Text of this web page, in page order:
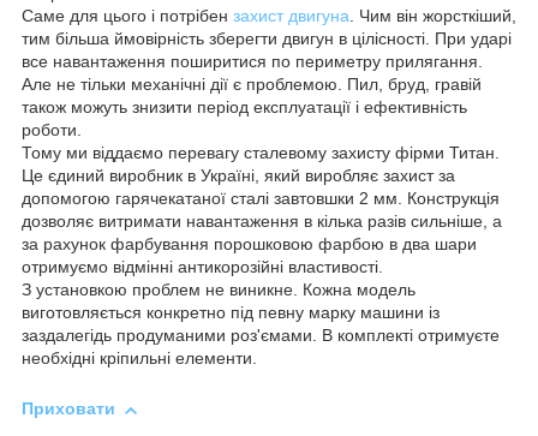
Саме для цього і потрібен захист двигуна. Чим він жорсткіший,
тим більша ймовірність зберегти двигун в цілісності. При ударі
все навантаження поширитися по периметру прилягання.
Але не тільки механічні дії є проблемою. Пил, бруд, гравій
також можуть знизити період експлуатації і ефективність
роботи.
Тому ми віддаємо перевагу сталевому захисту фірми Титан.
Це єдиний виробник в Україні, який виробляє захист за
допомогою гарячекатаної сталі завтовшки 2 мм. Конструкція
дозволяє витримати навантаження в кілька разів сильніше, а
за рахунок фарбування порошковою фарбою в два шари
отримуємо відмінні антикорозійні властивості.
З установкою проблем не виникне. Кожна модель
виготовляється конкретно під певну марку машини із
заздалегідь продуманими роз'ємами. В комплекті отримуєте
необхідні кріпильні елементи.
Приховати